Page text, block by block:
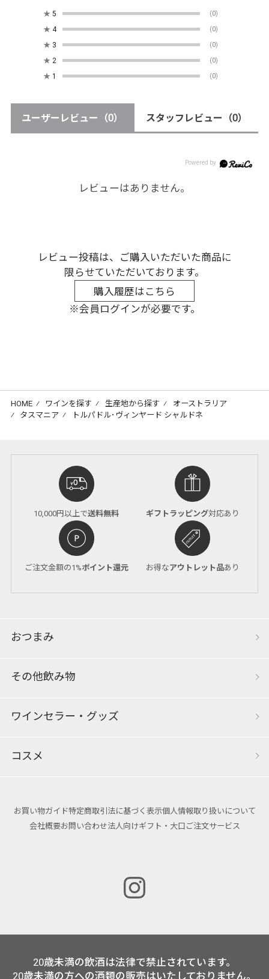
★ 5 (0)
★ 4 (0)
★ 3 (0)
★ 2 (0)
★ 1 (0)
ユーザーレビュー （0） スタッフレビュー （0）
レビューはありません。
レビュー投稿は、ご購入いただいた商品に
限らせていただいております。
購入履歴はこちら
※会員ログインが必要です。
HOME ⁄ ワインを探す ⁄ 生産地から探す ⁄ オーストラリア
⁄ タスマニア ⁄ トルパドル･ヴィンヤード シャルドネ
10,000円以上で送料無料 ギフトラッピング対応あり
ご注文金額の1%ポイント還元 お得なアウトレット品あり
おつまみ
その他飲み物
ワインセラー・グッズ
コスメ
お買い物ガイド特定商取引法に基づく表示個人情報取り扱いについて
会社概要お問い合わせ法人向けギフト・大口ご注文サービス
20歳未満の飲酒は法律で禁止されています。